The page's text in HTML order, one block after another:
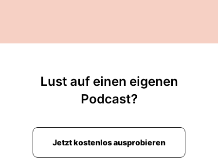
Lust auf einen eigenen
Podcast?
Jetzt kostenlos ausprobieren